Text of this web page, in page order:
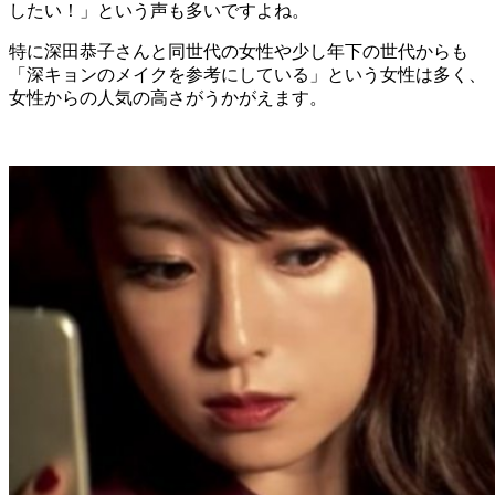
したい！」という声も多いですよね。
特に深田恭子さんと同世代の女性や少し年下の世代からも
「深キョンのメイクを参考にしている」という女性は多く、
女性からの人気の高さがうかがえます。